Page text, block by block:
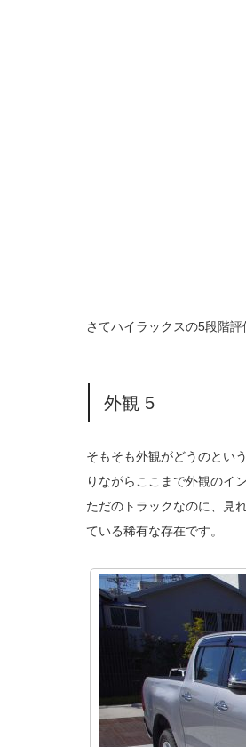
さてハイラックスの5段階評
外観 5
そもそも外観がどうのとい
りながらここまで外観のイ
ただのトラックなのに、見
ている稀有な存在です。